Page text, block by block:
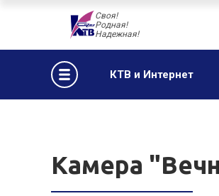
Своя!
Родная!
Надежная!
КТВ и Интернет
Камера